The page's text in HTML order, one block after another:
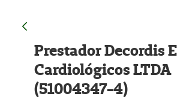
Prestador Decordis
Cardiológicos LTDA
(51004347-4)